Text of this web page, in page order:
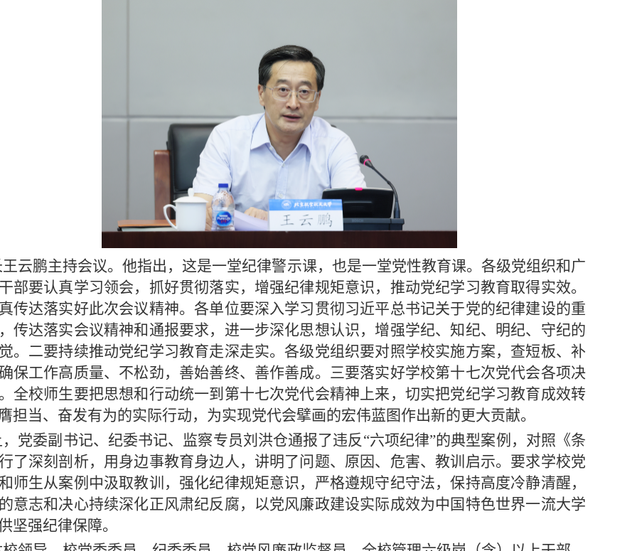
云鹏主持会议。他指出，这是一堂纪律警示课，也是一堂党性教育课。各级党组织和广
部要认真学习领会，抓好贯彻落实，增强纪律规矩意识，推动党纪学习教育取得实效。
传达落实好此次会议精神。各单位要深入学习贯彻习近平总书记关于党的纪律建设的重
传达落实会议精神和通报要求，进一步深化思想认识，增强学纪、知纪、明纪、守纪的
。二要持续推动党纪学习教育走深走实。各级党组织要对照学校实施方案，查短板、补
保工作高质量、不松劲，善始善终、善作善成。三要落实好学校第十七次党代会各项决
全校师生要把思想和行动统一到第十七次党代会精神上来，切实把党纪学习教育成效转
担当、奋发有为的实际行动，为实现党代会擘画的宏伟蓝图作出新的更大贡献。
党委副书记、纪委书记、监察专员刘洪仓通报了违反“六项纪律”的典型案例，对照《条
了深刻剖析，用身边事教育身边人，讲明了问题、原因、危害、教训启示。要求学校党
师生从案例中汲取教训，强化纪律规矩意识，严格遵规守纪守法，保持高度冷静清醒，
意志和决心持续深化正风肃纪反腐，以党风廉政建设实际成效为中国特色世界一流大学
坚强纪律保障。